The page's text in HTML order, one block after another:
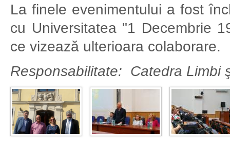
La finele evenimentului a fost
cu Universitatea "1 Decembrie
ce vizează ulterioara colaborare.
Responsabilitate: Catedra Limbi